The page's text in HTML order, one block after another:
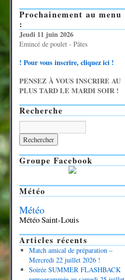
Prochainement au menu
:
Jeudi 11 juin 2026
Emincé de poulet - Pâtes
! Pour vous inscrire, cliquez ici !
PENSEZ À VOUS INSCRIRE AU
PLUS TARD LE MARDI SOIR !
Recherche
Groupe Facebook
Météo
Météo
Météo Saint-Louis
Articles récents
Match amical de préparation –
Mercredi 22 juillet 2026 !
Soirée SUMMER FLASHBACK